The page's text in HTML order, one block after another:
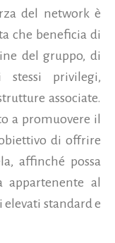
del network è
che beneficia di
del gruppo, di
stessi privilegi,
associate.
a promuovere il
di offrire
affinché possa
appartenente al
standard e